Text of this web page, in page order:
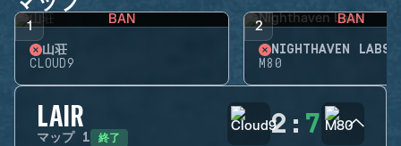
1 BAN
山荘
CLOUD9
2 BAN
NIGHTHAVEN LABS
M80
LAIR
マップ 1 終了 2 : 7